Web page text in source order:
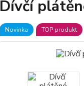
Dívčí
Novinka TOP produkt